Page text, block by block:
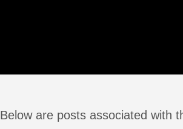
Below are posts associated with